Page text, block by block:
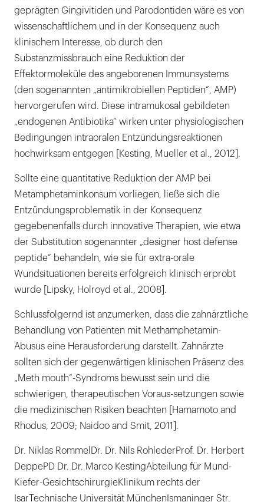
geprägten Gingivitiden und Parodontiden wäre es von
wissenschaftlichem und in der Konsequenz auch
klinischem Interesse, ob durch den
Substanzmissbrauch eine Reduktion der
Effektormoleküle des angeborenen Immunsystems
(den sogenannten „antimikrobiellen Peptiden“, AMP)
hervorgerufen wird. Diese intramukosal gebildeten
„endogenen Antibiotika“ wirken unter physiologischen
Bedingungen intraoralen Entzündungsreaktionen
hochwirksam entgegen [Kesting, Mueller et al., 2012].
Sollte eine quantitative Reduktion der AMP bei
Metamphetaminkonsum vorliegen, ließe sich die
Entzündungsproblematik in der Konsequenz
gegebenenfalls durch innovative Therapien, wie etwa
der Substitution sogenannter „designer host defense
peptide“ behandeln, wie sie für extra-orale
Wundsituationen bereits erfolgreich klinisch erprobt
wurde [Lipsky, Holroyd et al., 2008].
Schlussfolgernd ist anzumerken, dass die zahnärztliche
Behandlung von Patienten mit Methamphetamin-
Abusus eine Herausforderung darstellt. Zahnärzte
sollten sich der gegenwärtigen klinischen Präsenz des
„Meth mouth“-Syndroms bewusst sein und die
schwierigen, therapeutischen Voraus-setzungen sowie
die medizinischen Risiken beachten [Hamamoto and
Rhodus, 2009; Naidoo and Smit, 2011].
Dr. Niklas RommelDr. Dr. Nils RohlederProf. Dr. Herbert
DeppePD Dr. Dr. Marco KestingAbteilung für Mund-
Kiefer-GesichtschirurgieKlinikum rechts der
IsarTechnische Universität MünchenIsmaninger Str.